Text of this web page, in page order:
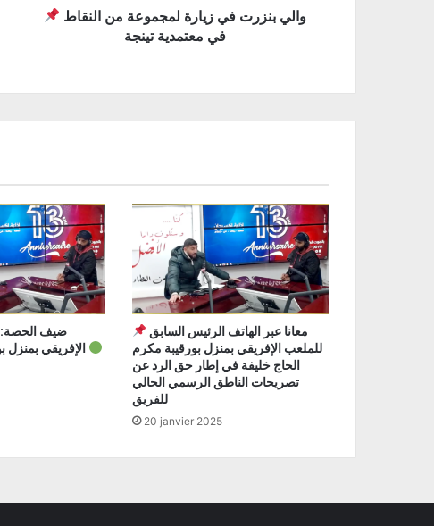
في معتمدية تينجة
الإفريقي بمنزل بورقيبة عمر حمودة
للملعب الإفريقي بمنزل بورقيبة مكرم
الحاج خليفة في إطار حق الرد عن
تصريحات الناطق الرسمي الحالي
للفريق
20 janvier 2025